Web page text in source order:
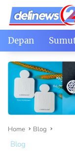
Skip
content
Depan
Home Blog
Blog